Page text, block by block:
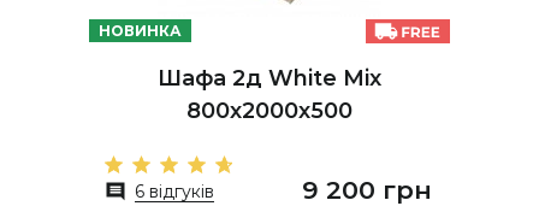
НОВИНКА
Шафа 2д White Mix
800х2000х500
6 відгуків 9 200 грн